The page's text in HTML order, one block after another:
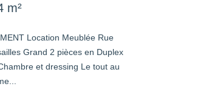
m²
Location Meublée Rue
Grand 2 pièces en Duplex
et dressing Le tout au